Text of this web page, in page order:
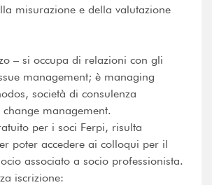
misurazione e della valutazione
– si occupa di relazioni con gli
management; è managing
società di consulenza
management.
per i soci Ferpi, risulta
poter accedere ai colloqui per il
associato a socio professionista.
iscrizione: